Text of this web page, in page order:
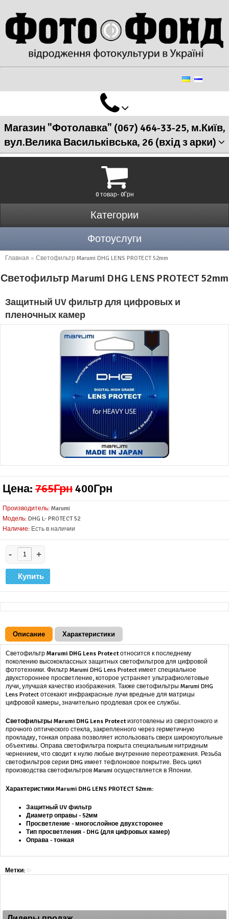
Магазин "Фотолавка" (067) 464-33-25, м.Київ,
вул.Велика Васильківська, 26 (вхід з арки)
0 товар- 0Грн
Категории
Фотоуслуги
Главная » Светофильтр Marumi DHG LENS PROTECT 52mm
Светофильтр Marumi DHG LENS PROTECT 52mm
Защитный UV фильтр для цифровых и
пленочных камер
Цена: 765Грн400Грн
Производитель: Marumi
Модель: DHG L- PROTECT 52
Наличие: Есть в наличии
- +
Описание Характеристики
Светофильтр Marumi DHG Lens Protectотносится к последнему
поколению высококлассных защитных светофильтров для цифровой
фототехники. Фильтр Marumi DHG Lens Protect имеет специальное
двухстороннее просветление, которое устраняет ультрафиолетовые
лучи, улучшая качество изображения. Также светофильтры Marumi DHG
Lens Protect отсекают инфракрасные лучи вредные для матрицы
цифровой камеры, значительно продлевая срок ее службы.
Светофильтры Marumi DHG Lens Protectизготовлены из сверхтонкого и
прочного оптического стекла, закрепленного через герметичную
прокладку, тонкая оправа позволяет использовать сверх широкоугольные
объективы. Оправа светофильтра покрыта специальным нитридным
чернением, что сводит к нулю любые внутренние переотражения. Резьба
светофильтров серии DHG имеет тефлоновое покрытие. Весь цикл
производства светофильтров Marumi осуществляется в Японии.
Характеристики Marumi DHG LENS PROTECT 52mm:
Защитный UV фильтр
Диаметр оправы - 52мм
Просветление - многослойное двухсторонее
Тип просветления - DHG (для цифровых камер)
Оправа - тонкая
Метки: